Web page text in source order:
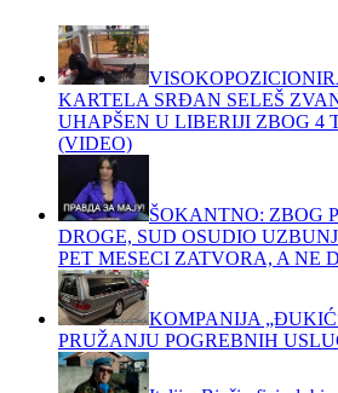
KARTELA SRĐAN SELEŠ
UHAPŠEN U LIBERIJI ZBOG 4
(VIDEO)
ŠOKANTNO: ZBOG
DROGE, SUD OSUDIO
PET MESECI ZATVORA, A NE
KOMPANIJA
PRUŽANJU POGREBNIH